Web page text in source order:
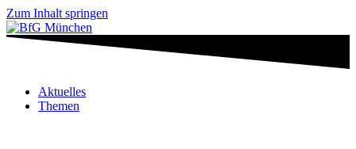
Zum Inhalt springen
Aktuelles
Themen